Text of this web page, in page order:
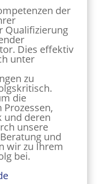
der
Qualifizierung
Dies effektiv
unter
zu
die
und deren
unsere
und
wir zu Ihrem
bei.